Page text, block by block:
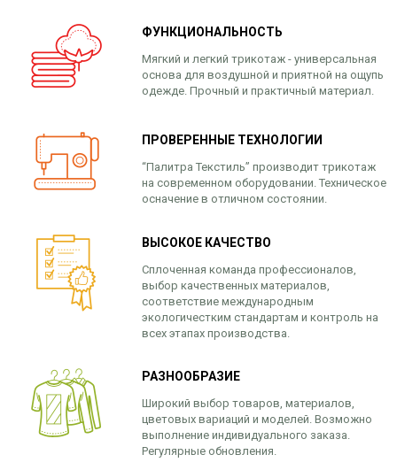
ФУНКЦИОНАЛЬНОСТЬ
Мягкий и легкий трикотаж - универсальная
основа для воздушной и приятной на ощупь
одежде. Прочный и практичный материал.
ПРОВЕРЕННЫЕ ТЕХНОЛОГИИ
“Палитра Текстиль” производит трикотаж
на современном оборудовании. Техническое
осначение в отличном состоянии.
ВЫСОКОЕ КАЧЕСТВО
Сплоченная команда профессионалов,
выбор качественных материалов,
соответствие международным
экологичестким стандартам и контроль на
всех этапах производства.
РАЗНООБРАЗИЕ
Широкий выбор товаров, материалов,
цветовых вариаций и моделей. Возможно
выполнение индивидуального заказа.
Регулярные обновления.